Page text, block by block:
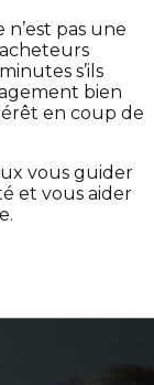
pas une
acheteurs
s’ils
bien
en coup de
vous guider
et vous aider